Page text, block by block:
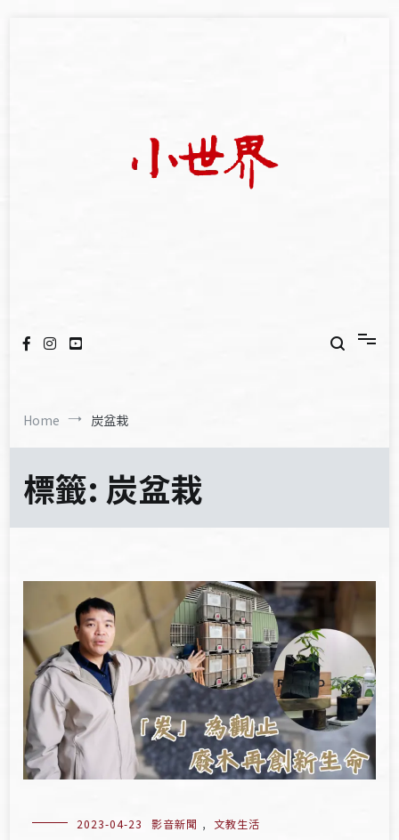
Home 炭盆栽
標籤: 炭盆栽
2023-04-23 影音新聞 , 文教生活